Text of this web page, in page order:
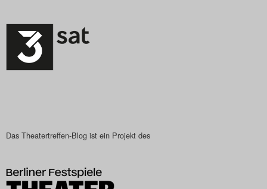
Das Theatertreffen-Blog ist ein Projekt des